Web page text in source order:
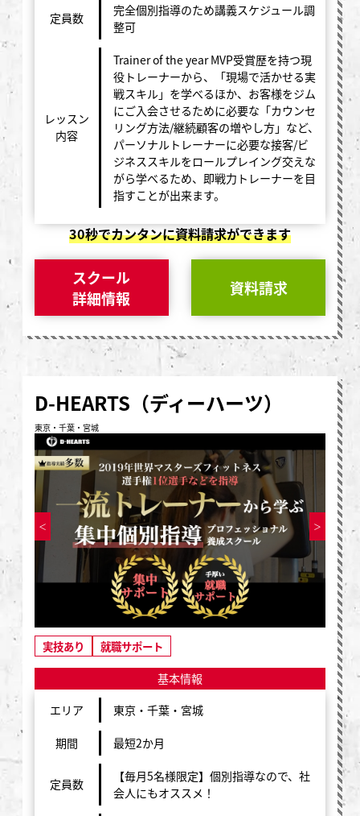
定員数
完全個別指導のため講義スケジュール調
整可
レッスン
内容
Trainer of the year MVP受賞歴を持つ現
役トレーナーから、「現場で活かせる実
戦スキル」を学べるほか、お客様をジム
にご入会させるために必要な「カウンセ
リング方法/継続顧客の増やし方」など、
パーソナルトレーナーに必要な接客/ビ
ジネススキルをロールプレイング交えな
がら学べるため、即戦力トレーナーを目
指すことが出来ます。
30秒でカンタンに資料請求ができます
スクール
詳細情報
資料請求
D-HEARTS（ディーハーツ）
東京・千葉・宮城
実技あり
就職サポート
基本情報
エリア
東京・千葉・宮城
期間 最短2か月
定員数
【毎月5名様限定】個別指導なので、社
会人にもオススメ！